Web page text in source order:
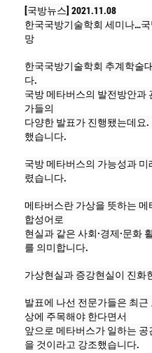
[국방뉴스] 2021.11.08
한국국방기술학회 세미나…
망
한국국방기술학회 추계학술
다.
국방 메타버스의 발전방안과
가들의
다양한 발표가 진행됐는데요
했습니다.
국방 메타버스의 가능성과
렸습니다.
메타버스란 가상을 뜻하는
합성어로
현실과 같은 사회·경제·문화
를 의미합니다.
가상현실과 증강현실이 진화
발표에 나선 전문가들은 최
상에 주목해야 한다면서
앞으로 메타버스가 일하는
을 것이라고 강조했습니다.